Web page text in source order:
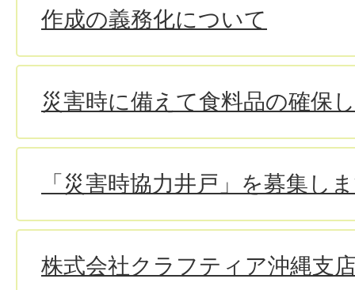
作成の義務化について
災害時に備えて食料品の確保
「災害時協力井戸」を募集し
株式会社クラフティア沖縄支